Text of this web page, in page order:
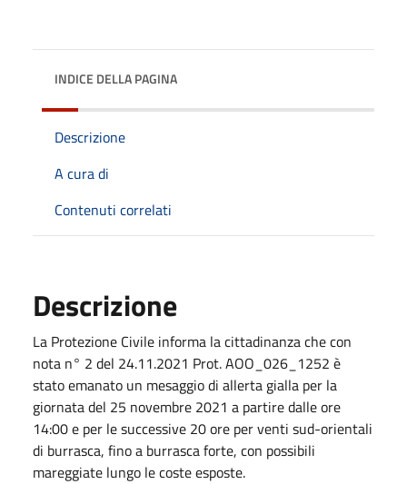
INDICE DELLA PAGINA
Descrizione
A cura di
Contenuti correlati
Descrizione
La Protezione Civile informa la cittadinanza che con
nota n° 2 del 24.11.2021 Prot. AOO_026_1252 è
stato emanato un mesaggio di allerta gialla per la
giornata del 25 novembre 2021 a partire dalle ore
14:00 e per le successive 20 ore per venti sud-orientali
di burrasca, fino a burrasca forte, con possibili
mareggiate lungo le coste esposte.